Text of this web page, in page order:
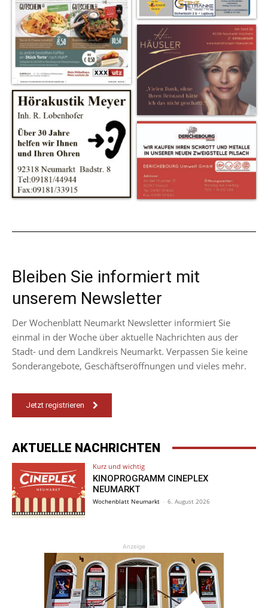
Bleiben Sie informiert mit
unserem Newsletter
Der Wochenblatt Neumarkt Newsletter informiert Sie
einmal in der Woche über aktuelle Nachrichten aus der
Stadt- und dem Landkreis Neumarkt. Verpassen Sie keine
Sonderangebote, Geschäftseröffnungen und vieles mehr.
Jetzt registrieren
AKTUELLE NACHRICHTEN
Kurz und wichtig
KINOPROGRAMM CINEPLEX
NEUMARKT
Wochenblatt Neumarkt - 6. August 2026
Anzeige